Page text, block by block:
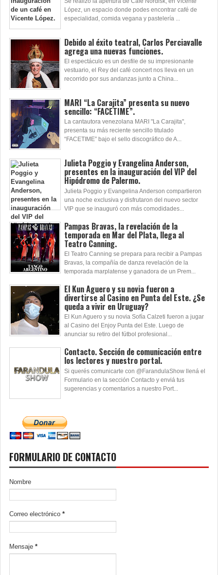
López, un espacio donde podes encontrar café de
especialidad, comida vegana y pastelería ...
Debido al éxito teatral, Carlos Perciavalle
agrega una nuevas funciones.
El espectáculo es un desfile de su impresionante
vestuario, el Rey del café concert nos lleva en un
recorrido por sus andanzas junto a China...
MARI “La Carajita” presenta su nuevo
sencillo: “FACETIME”.
La cantautora venezolana MARI "La Carajita",
presenta su más reciente sencillo titulado
“FACETIME” bajo el sello discográfico de A...
Julieta Poggio y Evangelina Anderson,
presentes en la inauguración del VIP del
Hipódromo de Palermo.
Julieta Poggio y Evangelina Anderson compartieron
una noche exclusiva y disfrutaron del nuevo sector
VIP que se inauguró con más comodidades...
Pampas Bravas, la revelación de la
temporada en Mar del Plata, llega al
Teatro Canning.
El Teatro Canning se prepara para recibir a Pampas
Bravas, la compañía de danza revelación de la
temporada marplatense y ganadora de un Prem...
El Kun Aguero y su novia fueron a
divertirse al Casino en Punta del Este. ¿Se
queda a vivir en Uruguay?
El Kun Aguero y su novia Sofía Calzeti fueron a jugar
al Casino del Enjoy Punta del Este. Luego de
anunciar su retiro del fútbol profesional...
Contacto. Sección de comunicación entre
los lectores y nuestro portal.
Si querés comunicarte con @FarandulaShow llená el
Formulario en la sección Contacto y enviá tus
sugerencias y comentarios a nuestro Port...
FORMULARIO DE CONTACTO
Nombre
Correo electrónico *
Mensaje *